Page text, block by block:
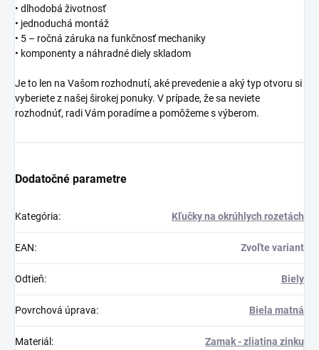
• dlhodobá životnosť
• jednoduchá montáž
• 5 – ročná záruka na funkčnosť mechaniky
• komponenty a náhradné diely skladom
Je to len na Vašom rozhodnutí, aké prevedenie a aký typ otvoru si
vyberiete z našej širokej ponuky. V prípade, že sa neviete
rozhodnúť, radi Vám poradíme a pomôžeme s výberom.
Dodatočné parametre
Kategória: Kľučky na okrúhlych rozetách
EAN: Zvoľte variant
Odtieň: Biely
Povrchová úprava: Biela matná
Materiál : Zamak - zliatina zinku